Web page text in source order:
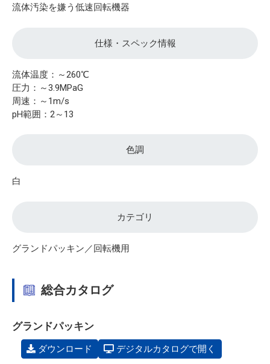
流体汚染を嫌う低速回転機器
仕様・スペック情報
流体温度：～260℃
圧力：～3.9MPaG
周速：～1m/s
pH範囲：2～13
色調
白
カテゴリ
グランドパッキン／回転機用
総合カタログ
グランドパッキン
ダウンロード デジタルカタログで開く